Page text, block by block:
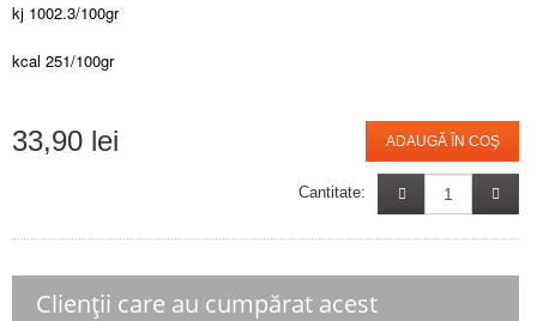
kj 1002.3/100gr
kcal 251/100gr
33,90 lei ADAUGĂ ÎN COŞ
Cantitate:
Clienții care au cumpărat acest